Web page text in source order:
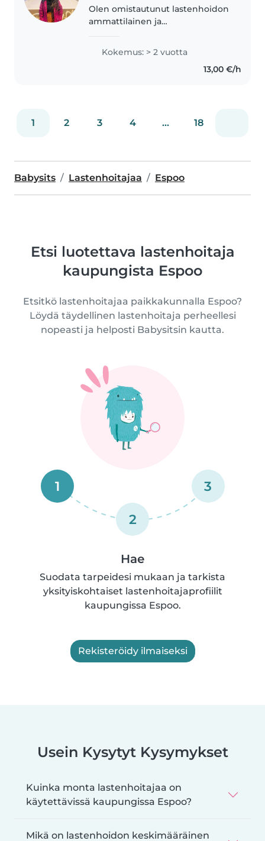
Olen omistautunut lastenhoidon
ammattilainen ja
yliopistossa, jolla on kokemusta
lastenhoidosta. Olen 20-vuotias
Kokemus: > 2 vuotta
13,00 €/h
1 2 3 4 ... 18
Babysits Lastenhoitajaa Espoo
Etsi luotettava lastenhoitaja
kaupungista Espoo
Etsitkö lastenhoitajaa paikkakunnalla Espoo?
Löydä täydellinen lastenhoitaja perheellesi
nopeasti ja helposti Babysitsin kautta.
1
2
3
Hae
Suodata tarpeidesi mukaan ja tarkista
yksityiskohtaiset lastenhoitajaprofiilit
kaupungissa Espoo.
Rekisteröidy ilmaiseksi
Usein Kysytyt Kysymykset
Kuinka monta lastenhoitajaa on
käytettävissä kaupungissa Espoo?
Mikä on lastenhoidon keskimääräinen